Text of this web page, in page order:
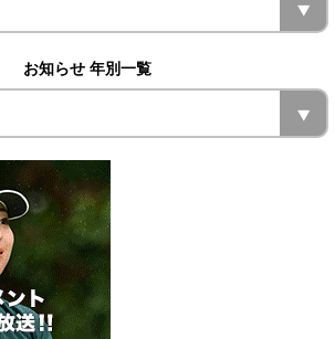
お知らせ 年別一覧